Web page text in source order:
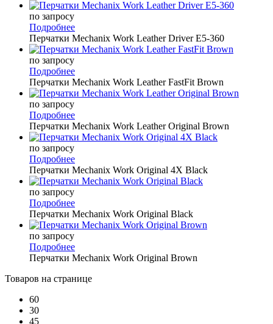
по запросу
Подробнее
Перчатки Mechanix Work Leather Driver E5-360
по запросу
Подробнее
Перчатки Mechanix Work Leather FastFit Brown
по запросу
Подробнее
Перчатки Mechanix Work Leather Original Brown
по запросу
Подробнее
Перчатки Mechanix Work Original 4X Black
по запросу
Подробнее
Перчатки Mechanix Work Original Black
по запросу
Подробнее
Перчатки Mechanix Work Original Brown
Товаров на странице
60
30
45